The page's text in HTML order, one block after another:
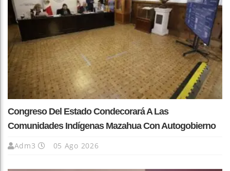
Congreso Del Estado Condecorará A Las
Comunidades Indígenas Mazahua Con Autogobierno
Adm3 05 Ago 2026